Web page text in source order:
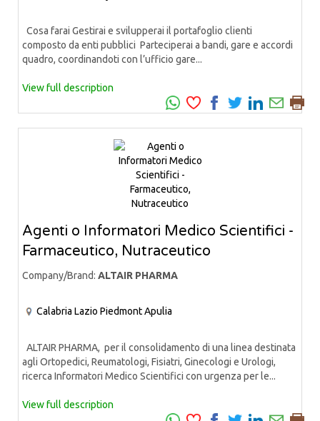
Cosa farai Gestirai e svilupperai il portafoglio clienti
composto da enti pubblici Parteciperai a bandi, gare e accordi
quadro, coordinandoti con l’ufficio gare...
View full description
Agenti o Informatori Medico Scientifici -
Farmaceutico, Nutraceutico
Company/Brand: ALTAIR PHARMA
Calabria Lazio PiedmontApulia
ALTAIR PHARMA, per il consolidamento di una linea destinata
agli Ortopedici, Reumatologi, Fisiatri, Ginecologi e Urologi,
ricerca Informatori Medico Scientifici con urgenza per le...
View full description